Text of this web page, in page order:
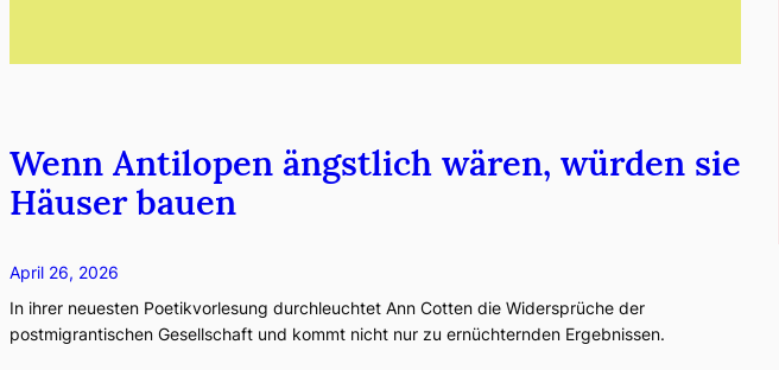
Wenn Antilopen ängstlich wären, würden sie
Häuser bauen
April 26, 2026
In ihrer neuesten Poetikvorlesung durchleuchtet Ann Cotten die Widersprüche der
postmigrantischen Gesellschaft und kommt nicht nur zu ernüchternden Ergebnissen.